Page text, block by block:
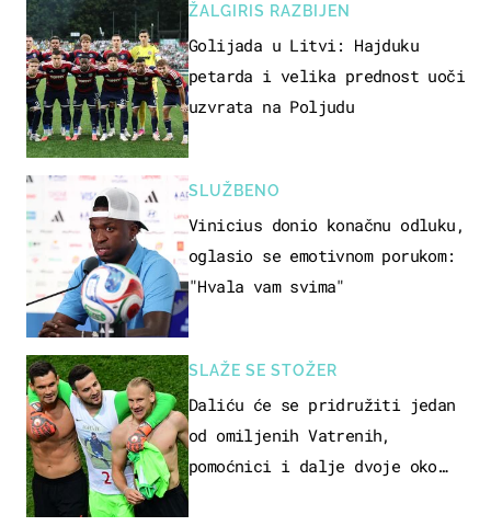
ŽALGIRIS RAZBIJEN
Golijada u Litvi: Hajduku
petarda i velika prednost uoči
uzvrata na Poljudu
SLUŽBENO
Vinicius donio konačnu odluku,
oglasio se emotivnom porukom:
"Hvala vam svima"
SLAŽE SE STOŽER
Daliću će se pridružiti jedan
od omiljenih Vatrenih,
pomoćnici i dalje dvoje oko